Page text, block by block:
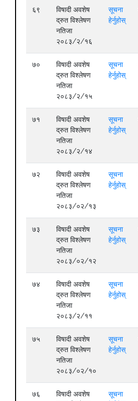
६९
विषादी अवशेष
द्रुत विश्लेषण
नतिजा
२०८३/२/१६
सूचना
हेर्नुहोस्
७०
विषादी अवशेष
द्रुत विश्लेषण
नतिजा
२०८३/२/१५
सूचना
हेर्नुहोस्
७१
विषादी अवशेष
द्रुत विश्लेषण
नतिजा
२०८३/२/१४
सूचना
हेर्नुहोस्
७२
विषादी अवशेष
द्रुत विश्लेषण
नतिजा
२०८३/०२/१३
सूचना
हेर्नुहोस्
७३
विषादी अवशेष
द्रुत विश्लेषण
नतिजा
२०८३/०२/१२
सूचना
हेर्नुहोस्
७४
विषादी अवशेष
द्रुत विश्लेषण
नतिजा
२०८३/२/११
सूचना
हेर्नुहोस्
७५
विषादी अवशेष
द्रुत विश्लेषण
नतिजा
२०८३/०२/१०
सूचना
हेर्नुहोस्
७६
विषादी अवशेष
सूचना